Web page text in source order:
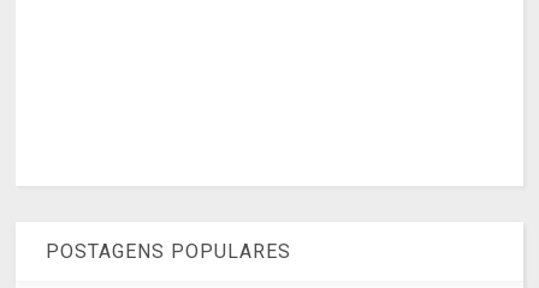
POSTAGENS POPULARES